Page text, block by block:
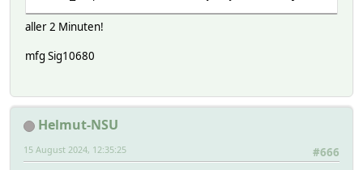
headers => \%token_headers,
callback => \&tahoma_handle_token_response,
});
sub tahoma_handle_token_response($) {
my ($hash, $response) = @_;
my $name = $hash->{NAME};
if ($response->{httpCode} == 200) {
aller 2 Minuten!
mfg Sig10680
Helmut-NSU
#666
15 August 2024, 12:35:25